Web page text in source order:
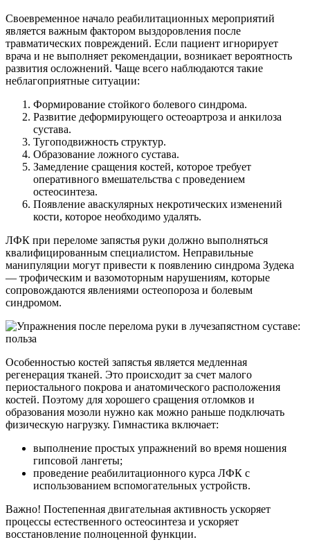
Своевременное начало реабилитационных мероприятий
является важным фактором выздоровления после
травматических повреждений. Если пациент игнорирует
врача и не выполняет рекомендации, возникает вероятность
развития осложнений. Чаще всего наблюдаются такие
неблагоприятные ситуации:
Формирование стойкого болевого синдрома.
Развитие деформирующего остеоартроза и анкилоза
сустава.
Тугоподвижность структур.
Образование ложного сустава.
Замедление сращения костей, которое требует
оперативного вмешательства с проведением
остеосинтеза.
Появление аваскулярных некротических изменений
кости, которое необходимо удалять.
ЛФК при переломе запястья руки должно выполняться
квалифицированным специалистом. Неправильные
манипуляции могут привести к появлению синдрома Зудека
— трофическим и вазомоторным нарушениям, которые
сопровождаются явлениями остеопороза и болевым
синдромом.
Особенностью костей запястья является медленная
регенерация тканей. Это происходит за счет малого
периостального покрова и анатомического расположения
костей. Поэтому для хорошего сращения отломков и
образования мозоли нужно как можно раньше подключать
физическую нагрузку. Гимнастика включает:
выполнение простых упражнений во время ношения
гипсовой лангеты;
проведение реабилитационного курса ЛФК с
использованием вспомогательных устройств.
Важно! Постепенная двигательная активность ускоряет
процессы естественного остеосинтеза и ускоряет
восстановление полноценной функции.